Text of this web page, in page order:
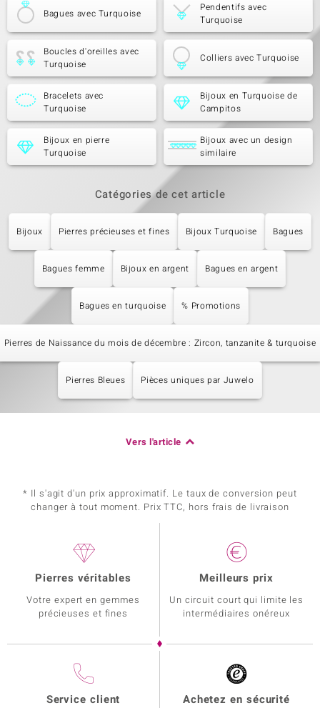
Bagues avec Turquoise
Pendentifs avec
Turquoise
Boucles d'oreilles avec
Turquoise
Colliers avec Turquoise
Bracelets avec
Turquoise
Bijoux en Turquoise de
Campitos
Bijoux en pierre
Turquoise
Bijoux avec un design
similaire
Catégories de cet article
Bijoux Pierres précieuses et fines Bijoux Turquoise Bagues
Bagues femme Bijoux en argent Bagues en argent
Bagues en turquoise % Promotions
Pierres de Naissance du mois de décembre : Zircon, tanzanite & turquoise
Pierres Bleues Pièces uniques par Juwelo
Vers l'article
* Il s'agit d'un prix approximatif. Le taux de conversion peut
changer à tout moment. Prix TTC, hors frais de livraison
Pierres véritables
Votre expert en gemmes
précieuses et fines
Meilleurs prix
Un circuit court qui limite les
intermédiaires onéreux
Service client Achetez en sécurité